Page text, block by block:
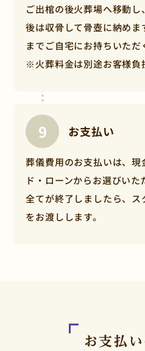
ご出棺の後火葬場へ移動
後は収骨して骨壺に納め
までご自宅にお持ちいただ
※火葬料金は別途お客様負
お支払い
葬儀費用のお支払いは、現
ド・ローンからお選びいた
全てが終了しましたら、
をお渡しします。
お支払